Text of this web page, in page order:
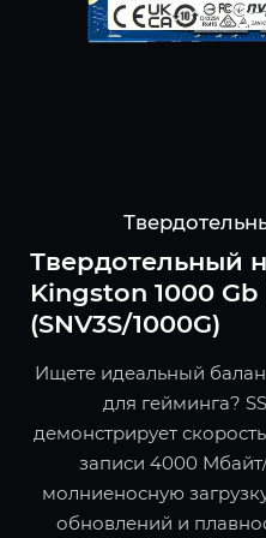
Твердотельный
Kingston 1000 Gb
(SNV3S/1000G)
Ищете идеальный
для гейминга?
демонстрирует
записи 4000 Мбайт/
молниеносную
обновлений и